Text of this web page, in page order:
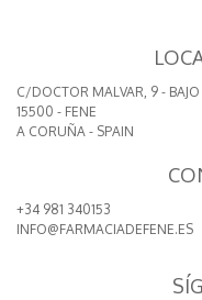
C/DOCTOR MALVAR, 9 - BAJO
15500 - FENE
A CORUÑA - SPAIN
+34 981 340153
INFO@FARMACIADEFENE.ES